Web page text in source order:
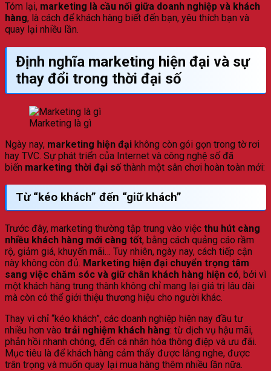
Tóm lại, marketing là cầu nối giữa doanh nghiệp và khách
hàng, là cách để khách hàng biết đến bạn, yêu thích bạn và
quay lại nhiều lần.
Định nghĩa marketing hiện đại và sự
thay đổi trong thời đại số
Marketing là gì
Ngày nay, marketing hiện đại không còn gói gọn trong tờ rơi
hay TVC. Sự phát triển của Internet và công nghệ số đã
biến marketing thời đại sốthành một sân chơi hoàn toàn mới:
Từ “kéo khách” đến “giữ khách”
Trước đây, marketing thường tập trung vào việc thu hút càng
nhiều khách hàng mới càng tốt, bằng cách quảng cáo rầm
rộ, giảm giá, khuyến mãi… Tuy nhiên, ngày nay, cách tiếp cận
này không còn đủ. Marketing hiện đại chuyển trọng tâm
sang việc chăm sóc và giữ chân khách hàng hiện có, bởi vì
một khách hàng trung thành không chỉ mang lại giá trị lâu dài
mà còn có thể giới thiệu thương hiệu cho người khác.
Thay vì chỉ “kéo khách”, các doanh nghiệp hiện nay đầu tư
nhiều hơn vào trải nghiệm khách hàng: từ dịch vụ hậu mãi,
phản hồi nhanh chóng, đến cá nhân hóa thông điệp và ưu đãi.
Mục tiêu là để khách hàng cảm thấy được lắng nghe, được
trân trọng và muốn quay lại mua hàng thêm nhiều lần nữa.